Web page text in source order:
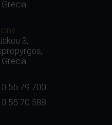
Grecia
3,
Grecia
55 79 700
55 70 588